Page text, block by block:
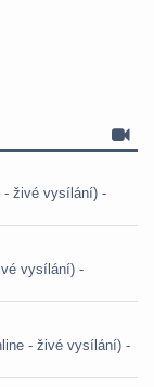
- živé vysílání) -
vysílání) -
- živé vysílání) -